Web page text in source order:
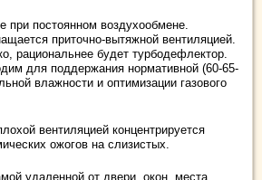
при постоянном воздухообмене.
приточно-вытяжной вентиляцией.
рациональнее будет турбодефлектор.
для поддержания нормативной (60-65-
влажности и оптимизации газового
вентиляцией концентрируется
ожогов на слизистых.
удаленной от двери, окон, места